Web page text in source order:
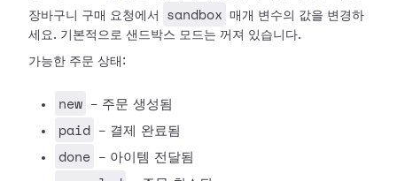
장바구니 구매 요청에서
sandbox
매개 변수의 값을 변경하
세요. 기본적으로 샌드박스 모드는 꺼져 있습니다.
가능한 주문 상태:
new - 주문 생성됨
paid - 결제 완료됨
done - 아이템 전달됨